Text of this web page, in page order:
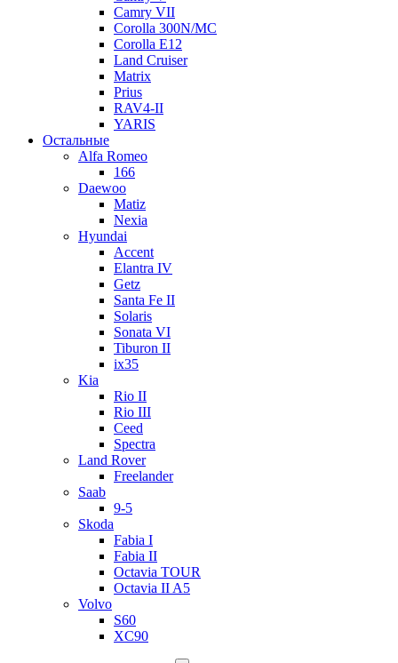
Camry VII
Corolla 300N/MC
Corolla E12
Land Cruiser
Matrix
Prius
RAV4-II
YARIS
Остальные
Alfa Romeo
166
Daewoo
Matiz
Nexia
Hyundai
Accent
Elantra IV
Getz
Santa Fe II
Solaris
Sonata VI
Tiburon II
ix35
Kia
Rio II
Rio III
Ceed
Spectra
Land Rover
Freelander
Saab
9-5
Skoda
Fabia I
Fabia II
Octavia TOUR
Octavia II A5
Volvo
S60
XC90